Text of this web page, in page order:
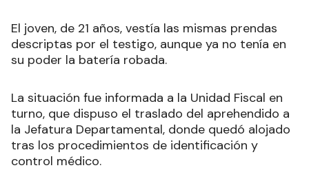
El joven, de 21 años, vestía las mismas prendas
descriptas por el testigo, aunque ya no tenía en
su poder la batería robada.
La situación fue informada a la Unidad Fiscal en
turno, que dispuso el traslado del aprehendido a
la Jefatura Departamental, donde quedó alojado
tras los procedimientos de identificación y
control médico.